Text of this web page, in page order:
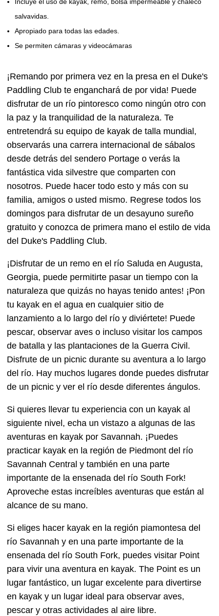
Incluye el uso de kayak, remo, bolsa impermeable y chaleco
salvavidas.
Apropiado para todas las edades.
Se permiten cámaras y videocámaras
¡Remando por primera vez en la presa en el Duke's
Paddling Club te enganchará de por vida! Puede
disfrutar de un río pintoresco como ningún otro con
la paz y la tranquilidad de la naturaleza. Te
entretendrá su equipo de kayak de talla mundial,
observarás una carrera internacional de sábalos
desde detrás del sendero Portage o verás la
fantástica vida silvestre que comparten con
nosotros. Puede hacer todo esto y más con su
familia, amigos o usted mismo. Regrese todos los
domingos para disfrutar de un desayuno sureño
gratuito y conozca de primera mano el estilo de vida
del Duke's Paddling Club.
¡Disfrutar de un remo en el río Saluda en Augusta,
Georgia, puede permitirte pasar un tiempo con la
naturaleza que quizás no hayas tenido antes! ¡Pon
tu kayak en el agua en cualquier sitio de
lanzamiento a lo largo del río y diviértete! Puede
pescar, observar aves o incluso visitar los campos
de batalla y las plantaciones de la Guerra Civil.
Disfrute de un picnic durante su aventura a lo largo
del río. Hay muchos lugares donde puedes disfrutar
de un picnic y ver el río desde diferentes ángulos.
Si quieres llevar tu experiencia con un kayak al
siguiente nivel, echa un vistazo a algunas de las
aventuras en kayak por Savannah. ¡Puedes
practicar kayak en la región de Piedmont del río
Savannah Central y también en una parte
importante de la ensenada del río South Fork!
Aproveche estas increíbles aventuras que están al
alcance de su mano.
Si eliges hacer kayak en la región piamontesa del
río Savannah y en una parte importante de la
ensenada del río South Fork, puedes visitar Point
para vivir una aventura en kayak. The Point es un
lugar fantástico, un lugar excelente para divertirse
en kayak y un lugar ideal para observar aves,
pescar y otras actividades al aire libre.